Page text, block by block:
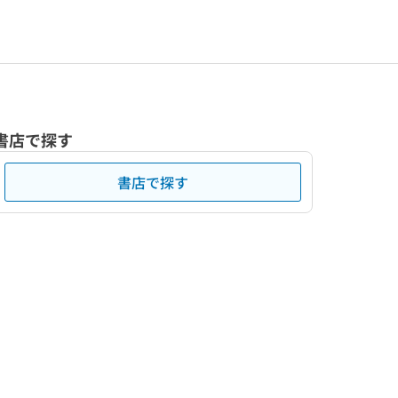
店で探す
書店で探す